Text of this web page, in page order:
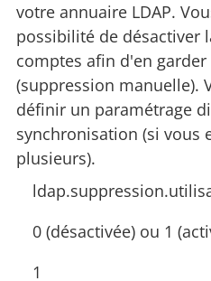
votre annuaire LDAP.
possibilité de désactiver
comptes afin d'en
(suppression manuelle).
définir un paramétrage
synchronisation (si vous
plusieurs).
0 (désactivée) ou 1
1